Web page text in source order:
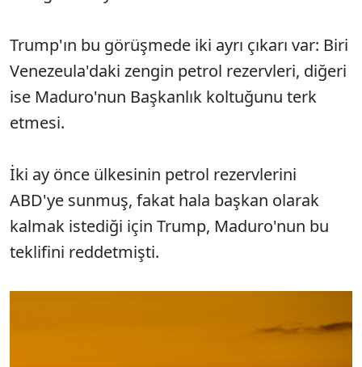
Trump'ın bu görüşmede iki ayrı çıkarı var: Biri
Venezeula'daki zengin petrol rezervleri, diğeri
ise Maduro'nun Başkanlık koltuğunu terk
etmesi.
İki ay önce ülkesinin petrol rezervlerini
ABD'ye sunmuş, fakat hala başkan olarak
kalmak istediği için Trump, Maduro'nun bu
teklifini reddetmişti.